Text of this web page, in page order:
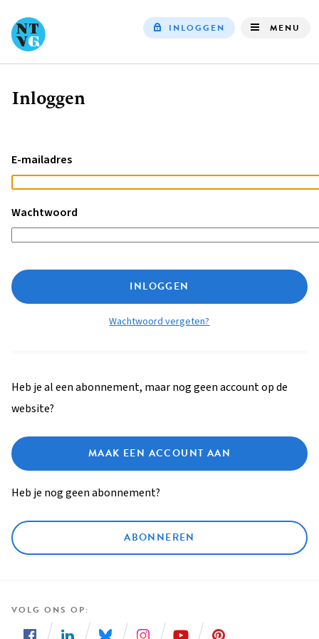
INLOGGEN MENU
Kruimelpad
Inloggen
E-mailadres
Wachtwoord
INLOGGEN
Wachtwoord vergeten?
Heb je al een abonnement, maar nog geen account op de
website?
MAAK EEN ACCOUNT AAN
Heb je nog geen abonnement?
ABONNEREN
VOLG ONS OP